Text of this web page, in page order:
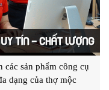
các sản phẩm công cụ
dạng của thợ mộc